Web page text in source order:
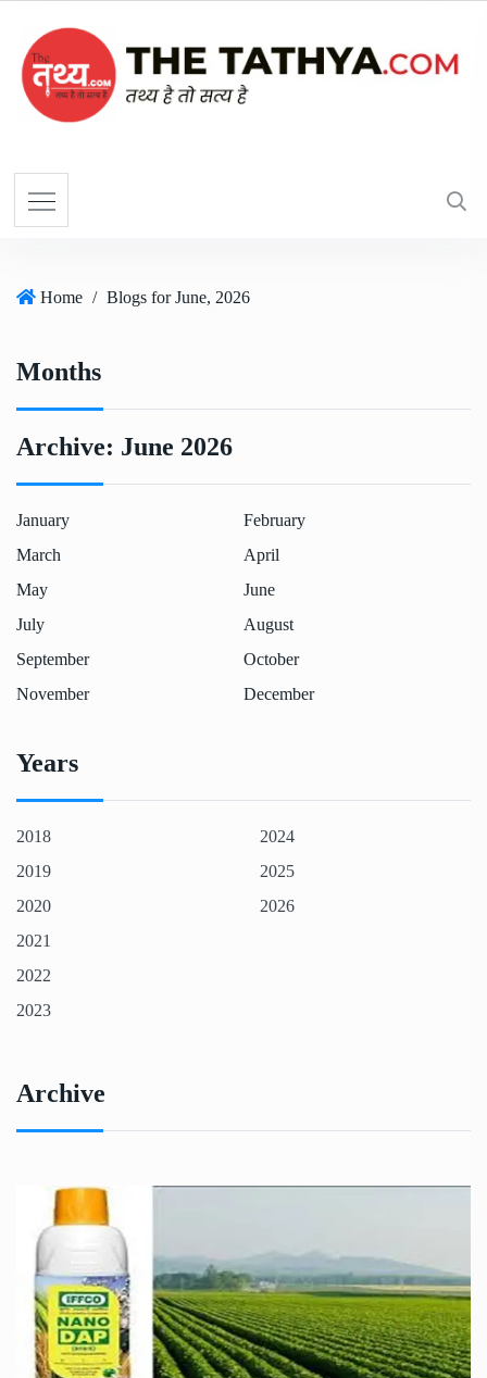
Home / Blogs for June, 2026
Months
Archive: June 2026
January
February
March
April
May
June
July
August
September
October
November
December
Years
2018
2019
2020
2021
2022
2023
2024
2025
2026
Archive